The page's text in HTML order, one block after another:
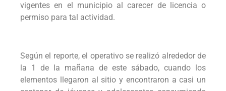
vigentes en el municipio al carecer de licencia o
permiso para tal actividad.
Según el reporte, el operativo se realizó alrededor de
la 1 de la mañana de este sábado, cuando los
elementos llegaron al sitio y encontraron a casi un